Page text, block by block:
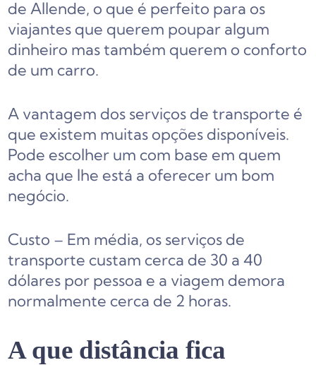
de Allende, o que é perfeito para os
viajantes que querem poupar algum
dinheiro mas também querem o conforto
de um carro.
A vantagem dos serviços de transporte é
que existem muitas opções disponíveis.
Pode escolher um com base em quem
acha que lhe está a oferecer um bom
negócio.
Custo – Em média, os serviços de
transporte custam cerca de 30 a 40
dólares por pessoa e a viagem demora
normalmente cerca de 2 horas.
A que distância fica